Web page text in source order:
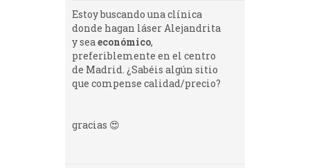
Estoy buscando una clínica
donde hagan láser Alejandrita
y seaeconómico,
preferiblemente en el centro
de Madrid. ¿Sabéis algún sitio
que compense calidad/precio?
gracias 😍